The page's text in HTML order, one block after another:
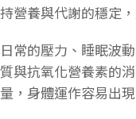
持營養與代謝的穩定
日常的壓力、睡眠波
質與抗氧化營養素的
量，身體運作容易出